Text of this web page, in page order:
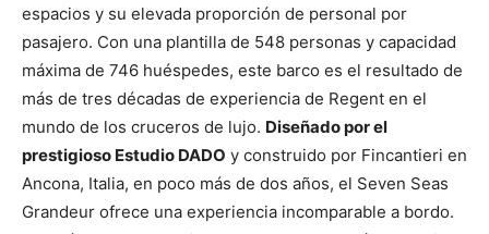
espacios y su elevada proporción de personal por
pasajero. Con una plantilla de 548 personas y capacidad
máxima de 746 huéspedes, este barco es el resultado de
más de tres décadas de experiencia de Regent en el
mundo de los cruceros de lujo. Diseñado por el
prestigioso Estudio DADO y construido por Fincantieri en
Ancona, Italia, en poco más de dos años, el Seven Seas
Grandeur ofrece una experiencia incomparable a bordo.